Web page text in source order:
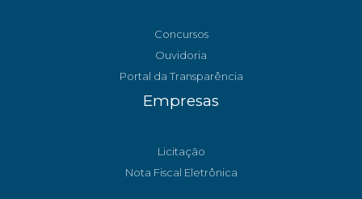
Concursos
Ouvidoria
Portal da Transparência
Empresas
Licitação
Nota Fiscal Eletrônica